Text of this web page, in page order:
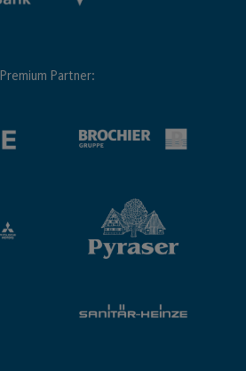
Premium Partner: